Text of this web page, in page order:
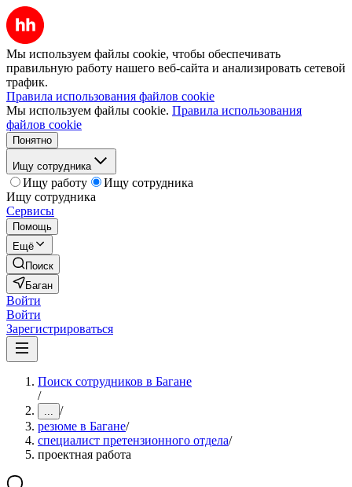
Мы используем файлы cookie, чтобы обеспечивать
правильную работу нашего веб-сайта и анализировать сетевой
трафик.
Правила использования файлов cookie
Мы используем файлы cookie. Правила использования
файлов cookie
Понятно
Ищу сотрудника
Ищу работу
Ищу сотрудника
Ищу сотрудника
Сервисы
Помощь
Ещё
Поиск
Баган
Войти
Войти
Зарегистрироваться
Поиск сотрудников в Багане
/
... /
резюме в Багане/
специалист претензионного отдела/
проектная работа